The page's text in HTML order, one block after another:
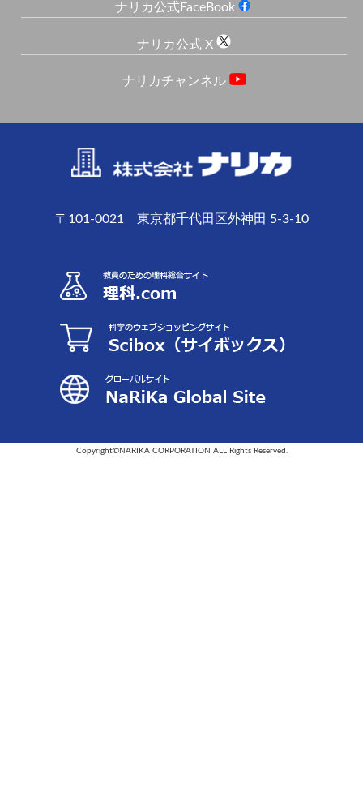
ナリカ公式FaceBook
ナリカ公式 X
ナリカチャンネル
〒101-0021 東京都千代田区外神田 5-3-10
Copyright©NARIKA CORPORATION ALL Rights Reserved.